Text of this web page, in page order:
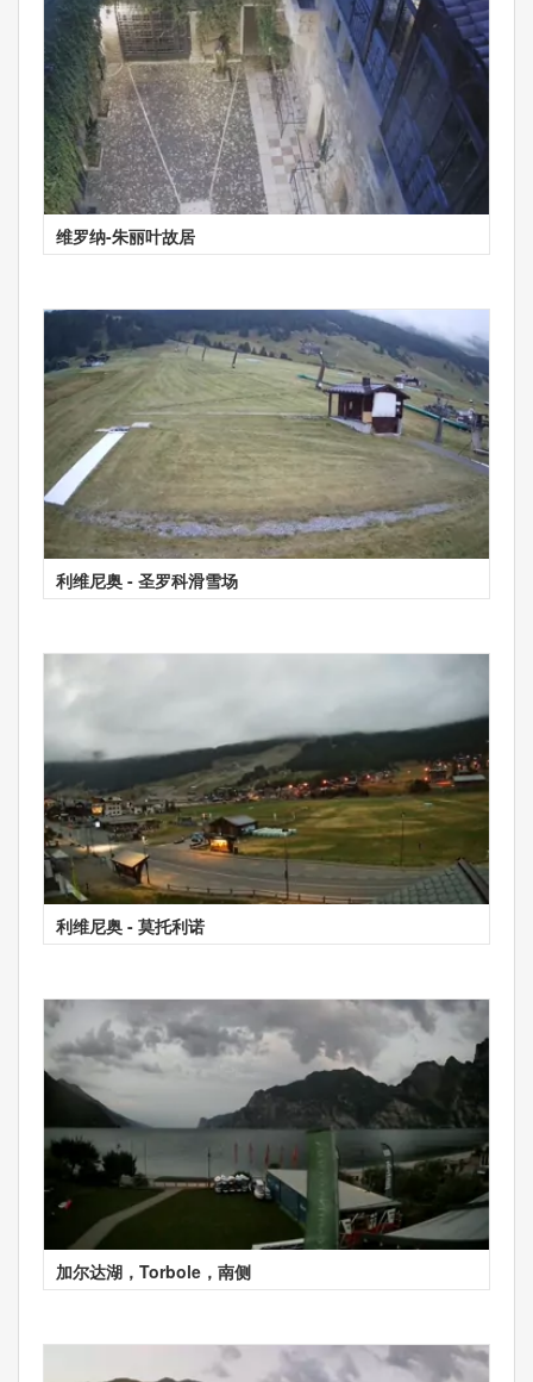
维罗纳-朱丽叶故居
利维尼奥 - 圣罗科滑雪场
利维尼奥 - 莫托利诺
加尔达湖，Torbole，南侧